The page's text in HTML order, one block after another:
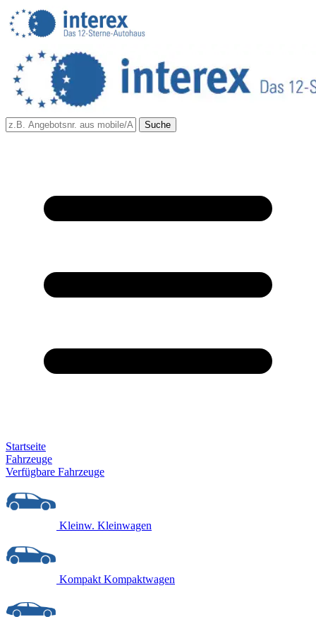
Suche
Startseite
Fahrzeuge
Verfügbare Fahrzeuge
Kleinw. Kleinwagen
Kompakt Kompaktwagen